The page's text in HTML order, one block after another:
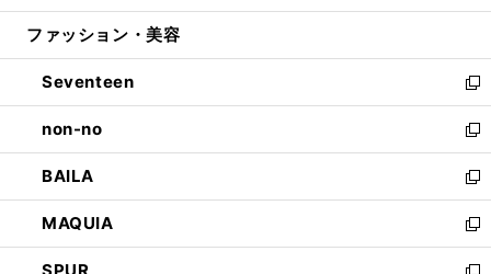
開
ウ
開
く
ン
ウ
で
開
く
ウ
ン
ド
ウ
で
開
く
ファッション・美容
Seventeen
新
し
い
ウ
ィ
ン
ド
ウ
non-no
新
し
い
ウ
ィ
ン
BAILA
新
し
い
ウ
MAQUIA
新
し